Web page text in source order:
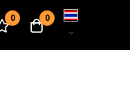
0 0
เปลี่ยน
ภาษา